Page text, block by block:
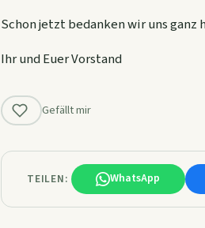
Schon jetzt bedanken wir uns
Ihr und Euer Vorstand
Gefällt mir
TEILEN: WhatsApp